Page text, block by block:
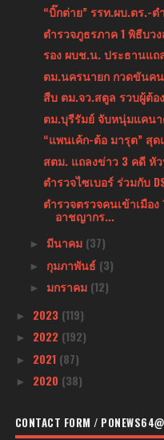
“บิ๊กต่าย” รรท.ผบ.ตร.-
ตำรวจภูธรภาค 1 พิธีบว
รอง ผบช.น. ประธานแถ
ตม.นครนายก กวดขันค
สืบ ตม.จว.สตูล รวบผู้ต้อ
ตม.บุรีรัมย์ จับหนุ่มแคนา
“แพนเค้ก-ต้อ มารุต” สุ
สตม. แถลงข่าว 3 คดี หั
ตำรวจไซเบอร์ ร่วมกับ
ตำรวจตรวจคนเข้าเมือ
อาชญากร...
► มีนาคม (37)
► กุมภาพันธ์ (3)
► มกราคม (12)
► 2023 (119)
► 2022 (192)
► 2021 (87)
► 2020 (38)
CONTACT FORM /